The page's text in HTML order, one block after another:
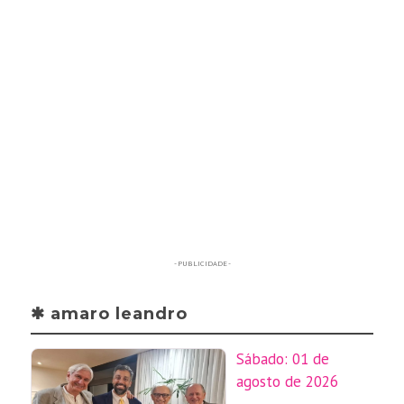
- PUBLICIDADE -
✱ amaro leandro
Sábado: 01 de
agosto de 2026